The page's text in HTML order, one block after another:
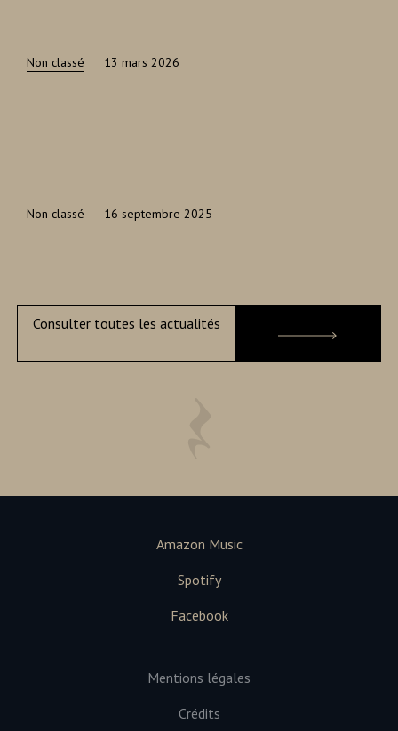
Non classé 13 mars 2026
Non classé 16 septembre 2025
Consulter toutes les actualités
Amazon Music
Spotify
Facebook
Mentions légales
Crédits